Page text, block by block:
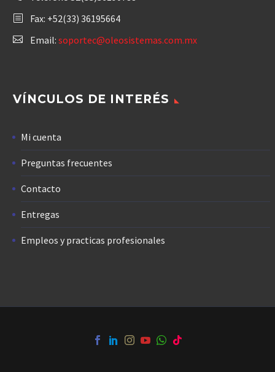
Fax: +52(33) 36195664
Email: soportec@oleosistemas.com.mx
VÍNCULOS DE INTERÉS
Mi cuenta
Preguntas frecuentes
Contacto
Entregas
Empleos y practicas profesionales